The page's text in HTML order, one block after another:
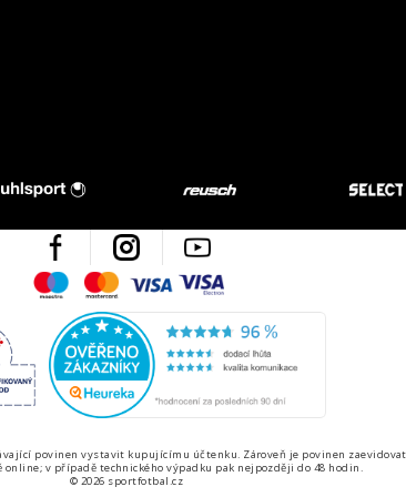
Facebook Instagram
MaestroMastercard
Visa
Česká kvalita
povinen vystavit kupujícímu účtenku. Zároveň je povinen
online; v případě technického výpadku pak nejpozději do 48 hodin.
© 2026 sportfotbal.cz